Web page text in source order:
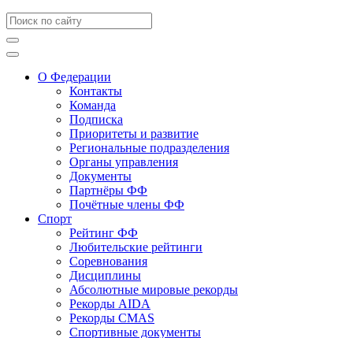
О Федерации
Контакты
Команда
Подписка
Приоритеты и развитие
Региональные подразделения
Органы управления
Документы
Партнёры ФФ
Почётные члены ФФ
Спорт
Рейтинг ФФ
Любительские рейтинги
Соревнования
Дисциплины
Абсолютные мировые рекорды
Рекорды AIDA
Рекорды CMAS
Спортивные документы